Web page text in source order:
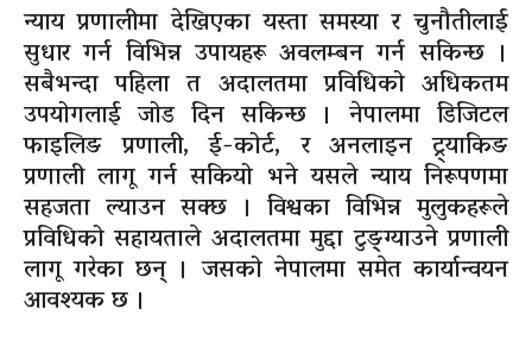
न्याय प्रणालीमा देखिएका यस्ता समस्या र चुनौतीलाई
सुधार गर्न विभिन्न उपायहरू अवलम्बन गर्न सकिन्छ ।
सबैभन्दा पहिला त अदालतमा प्रविधिको अधिकतम
उपयोगलाई जोड दिन सकिन्छ । नेपालमा डिजिटल
फाइलिङ प्रणाली, ई-कोर्ट, र अनलाइन ट्र्याकिङ
प्रणाली लागू गर्न सकियो भने यसले न्याय निरूपणमा
सहजता ल्याउन सक्छ । विश्वका विभिन्न मुलुकहरूले
प्रविधिको सहायताले अदालतमा मुद्दा टुङ्ग्याउने प्रणाली
लागू गरेका छन् । जसको नेपालमा समेत कार्यान्वयन
आवश्यक छ ।